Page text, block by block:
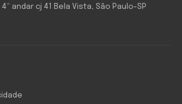
andar cj 41 Bela Vista, São Paulo-SP